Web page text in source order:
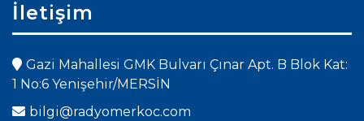
İletişim
Gazi Mahallesi GMK Bulvarı Çınar Apt. B Blok Kat:
1 No:6 Yenişehir/MERSİN
bilgi@radyomerkoc.com